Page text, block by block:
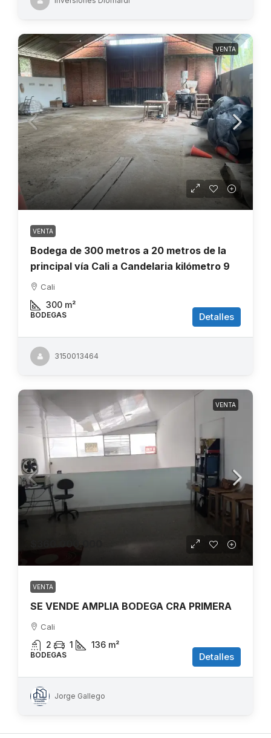
VENTA
VENTA
Bodega de 300 metros a 20 metros de la
principal vía Cali a Candelaria kilómetro 9
Cali
300 m²
BODEGAS Detalles
3150013464
VENTA
$360.000.000
VENTA
SE VENDE AMPLIA BODEGA CRA PRIMERA
Cali
2 1 136 m²
BODEGAS Detalles
Jorge Gallego